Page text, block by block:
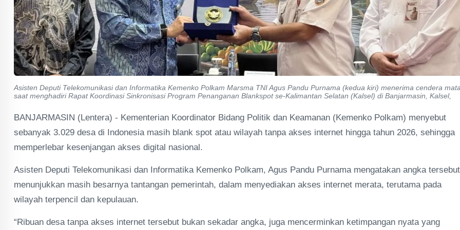
Asisten Deputi Telekomunikasi dan Informatika Kemenko Polkam Marsma TNI Agus Pandu Purnama (kedua kiri) menerima cendera mata
saat menghadiri Rapat Koordinasi Sinkronisasi Program Penanganan Blankspot se-Kalimantan Selatan (Kalsel) di Banjarmasin, Kalsel,
BANJARMASIN (Lentera) - Kementerian Koordinator Bidang Politik dan Keamanan (Kemenko Polkam) menyebut
sebanyak 3.029 desa di Indonesia masih blank spot atau wilayah tanpa akses internet hingga tahun 2026, sehingga
memperlebar kesenjangan akses digital nasional.
Asisten Deputi Telekomunikasi dan Informatika Kemenko Polkam, Agus Pandu Purnama mengatakan angka tersebut
menunjukkan masih besarnya tantangan pemerintah, dalam menyediakan akses internet merata, terutama pada
wilayah terpencil dan kepulauan.
“Ribuan desa tanpa akses internet tersebut bukan sekadar angka, juga mencerminkan ketimpangan nyata yang